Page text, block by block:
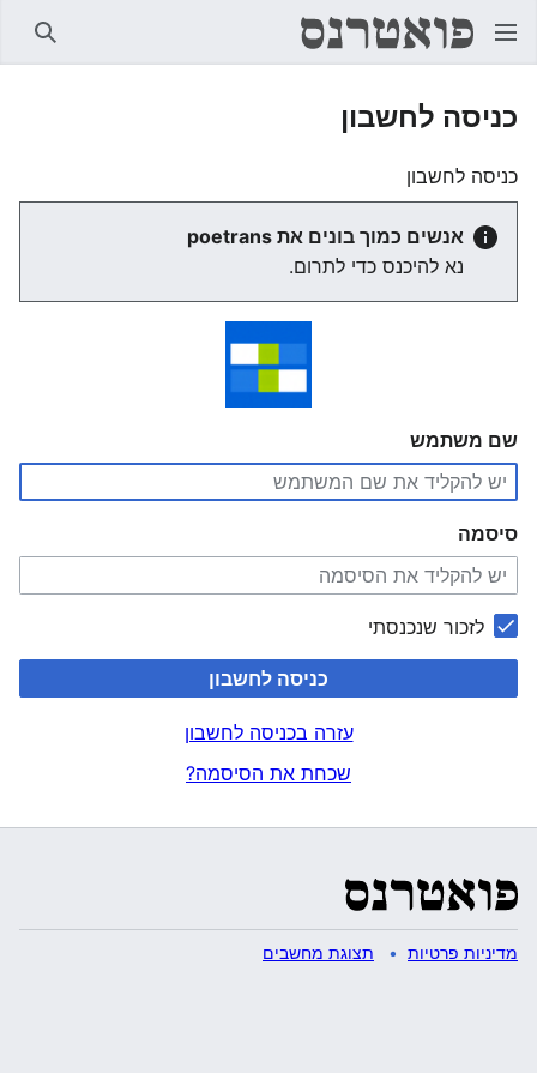
כניסה לחשבון
כניסה לחשבון
אנשים כמוך בונים את poetrans
נא להיכנס כדי לתרום.
שם משתמש
סיסמה
לזכור שנכנסתי
כניסה לחשבון
עזרה בכניסה לחשבון
שכחת את הסיסמה?
מדיניות פרטיות תצוגת מחשבים